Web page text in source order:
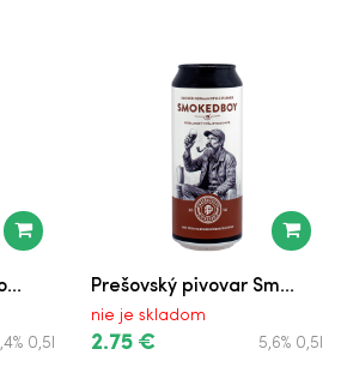
Malina
Citrón
vo Fľaši
Fruit
0,5l
Prešovský pivovar Sm...
nie je skladom
2.75 € 5,6% 0,5l